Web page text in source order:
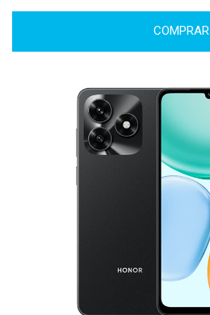
COMPRAR